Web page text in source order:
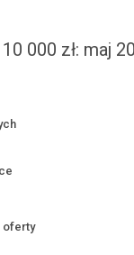
000 zł: maj
oferty